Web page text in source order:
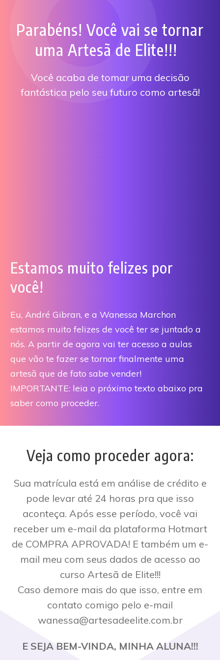
Parabéns! Você vai se tornar
uma Artesã de Elite!!!
Você acaba de tomar uma decisão
fantástica pelo seu futuro como artesã!
Estamos muito felizes por
você!
Eu, André Gibran, e a Wanessa Marchon
estamos muito felizes de você ter se juntado a
nós. A partir de agora vai ter acesso a aulas
que vão te fazer se tornar finalmente uma
artesã que de fato sabe vender!
IMPORTANTE: leia o próximo texto abaixo pra
saber como proceder.
Veja como proceder agora:
Sua matrícula está em análise de crédito e
pode levar até 24 horas pra que isso
aconteça. Após esse período, você vai
receber um e-mail da plataforma Hotmart
de COMPRA APROVADA! E também um e-
mail meu com seus dados de acesso ao
curso Artesã de Elite!!!
Caso demore mais do que isso, entre em
contato comigo pelo e-mail
wanessa@artesadeelite.com.br
E SEJA BEM-VINDA, MINHA ALUNA!!!